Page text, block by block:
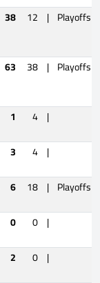
38 12 | Playoffs
63 38 | Playoffs
1 4 |
3 4 |
6 18 | Playoffs
0 0 |
2 0 |